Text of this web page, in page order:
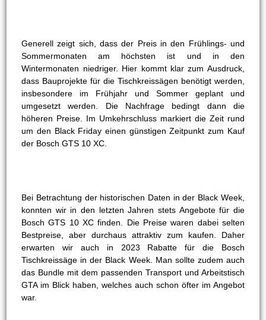
Generell zeigt sich, dass der Preis in den Frühlings- und
Sommermonaten am höchsten ist und in den
Wintermonaten niedriger. Hier kommt klar zum Ausdruck,
dass Bauprojekte für die Tischkreissägen benötigt werden,
insbesondere im Frühjahr und Sommer geplant und
umgesetzt werden. Die Nachfrage bedingt dann die
höheren Preise. Im Umkehrschluss markiert die Zeit rund
um den Black Friday einen günstigen Zeitpunkt zum Kauf
der Bosch GTS 10 XC.
Bei Betrachtung der historischen Daten in der Black Week,
konnten wir in den letzten Jahren stets Angebote für die
Bosch GTS 10 XC finden. Die Preise waren dabei selten
Bestpreise, aber durchaus attraktiv zum kaufen. Daher
erwarten wir auch in 2023 Rabatte für die Bosch
Tischkreissäge in der Black Week. Man sollte zudem auch
das Bundle mit dem passenden Transport und Arbeitstisch
GTA im Blick haben, welches auch schon öfter im Angebot
war.